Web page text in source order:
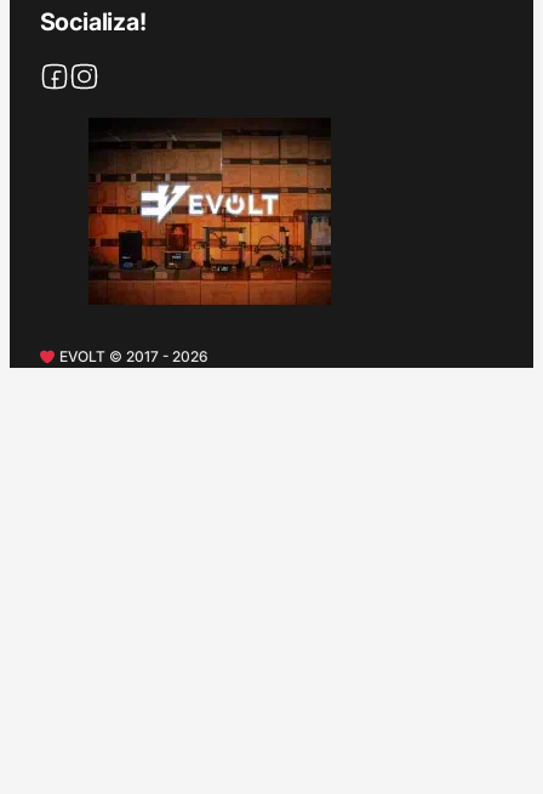
Socializa!
EVOLT © 2017 - 2026